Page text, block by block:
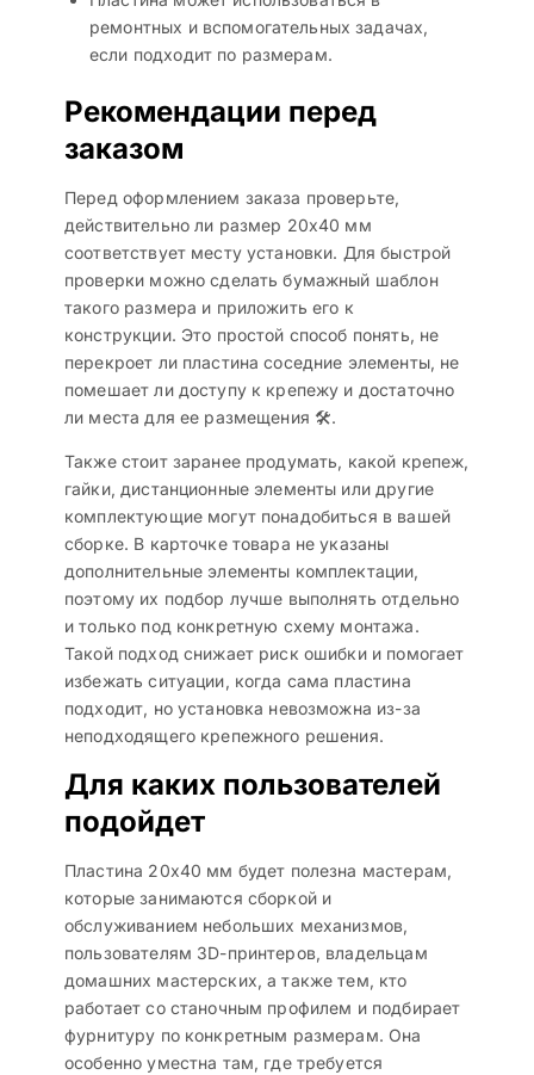
ремонтных и вспомогательных задачах,
если подходит по размерам.
Рекомендации перед
заказом
Перед оформлением заказа проверьте,
действительно ли размер 20х40 мм
соответствует месту установки. Для быстрой
проверки можно сделать бумажный шаблон
такого размера и приложить его к
конструкции. Это простой способ понять, не
перекроет ли пластина соседние элементы, не
помешает ли доступу к крепежу и достаточно
ли места для ее размещения 🛠️.
Также стоит заранее продумать, какой крепеж,
гайки, дистанционные элементы или другие
комплектующие могут понадобиться в вашей
сборке. В карточке товара не указаны
дополнительные элементы комплектации,
поэтому их подбор лучше выполнять отдельно
и только под конкретную схему монтажа.
Такой подход снижает риск ошибки и помогает
избежать ситуации, когда сама пластина
подходит, но установка невозможна из-за
неподходящего крепежного решения.
Для каких пользователей
подойдет
Пластина 20х40 мм будет полезна мастерам,
которые занимаются сборкой и
обслуживанием небольших механизмов,
пользователям 3D-принтеров, владельцам
домашних мастерских, а также тем, кто
работает со станочным профилем и подбирает
фурнитуру по конкретным размерам. Она
особенно уместна там, где требуется